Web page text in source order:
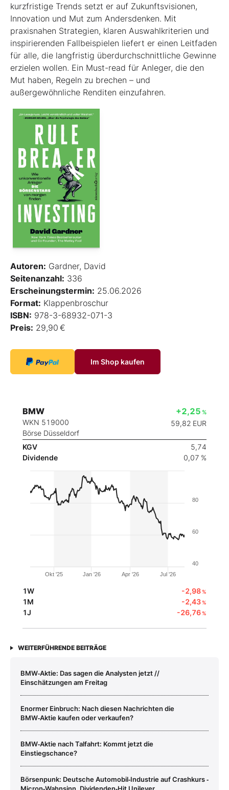
kurzfristige Trends setzt er auf Zukunftsvisionen,
Innovation und Mut zum Andersdenken. Mit
praxisnahen Strategien, klaren Auswahlkriterien und
inspirierenden Fallbeispielen liefert er einen Leit­faden
für alle, die langfristig überdurchschnittliche Gewinne
erzielen wollen. Ein Must-read für Anleger, die den
Mut haben, Regeln zu brechen – und
außergewöhnliche Renditen einzufahren.
Autoren: Gardner, David
Seitenanzahl: 336
Erscheinungstermin: 25.06.2026
Format: Klappenbroschur
ISBN: 978-3-68932-071-3
Preis: 29,90 €
Im Shop kaufen
BMW
WKN 519000
Börse Düsseldorf
+2,25 %
59,82 EUR
KGV
5,74
Dividende
0,07 %
Okt '25 Jan '26 Apr '26 Jul '26
40
60
80
1W -2,98%
1M -2,43%
1J -26,76%
WEITERFÜHRENDE BEITRÄGE
BMW‑Aktie: Das sagen die Analysten jetzt //
Einschätzungen am Freitag
Enormer Einbruch: Nach diesen Nachrichten die
BMW‑Aktie kaufen oder verkaufen?
BMW‑Aktie nach Talfahrt: Kommt jetzt die
Einstiegschance?
Börsenpunk: Deutsche Automobil‑Industrie auf Crashkurs ‑